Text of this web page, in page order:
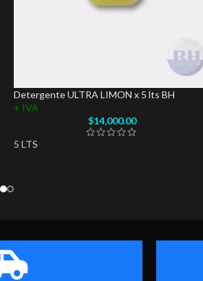
Detergente ULTRA LIMON x 5 lts BH
+ IVA
$14,000.00
5 LTS